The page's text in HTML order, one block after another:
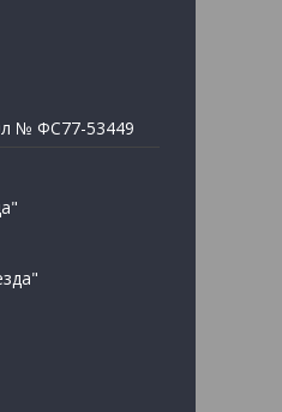
№ ФС77-53449